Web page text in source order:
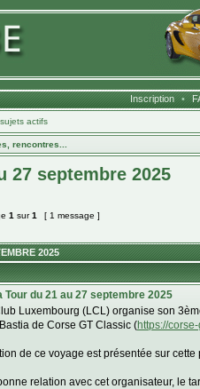
Inscription •
actifs
rencontres...
27 septembre 2025
1 sur1 [ 1 message ]
2025
Tour du 21 au 27 septembre 2025
Luxembourg (LCL) organise son
de Corse GT Classic (https://
de ce voyage est présentée sur
relation avec cet organisateur, le